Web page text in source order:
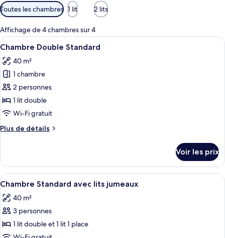
Filtres
disponibles
pour
les
chambres
Toutes les chambres 1 lit 2 lits
Affichage de 4 chambres sur 4
Afficher
toutes
les
photos
pour
ce
type
chambre :
Standard
Une chambre d’hôtel avec un grand
4
Chambre Double Standard
40 m²
1 chambre
2 personnes
1 lit double
Wi-Fi gratuit
Plus de détails
Plus
le
type
de
Chambre
Double
Voir les prix
Afficher
toutes
les
photos
pour
Chambre Standard avec lits
5
Chambre Standard avec lits jumeaux
40 m²
3 personnes
1 lit double et 1 lit 1 place